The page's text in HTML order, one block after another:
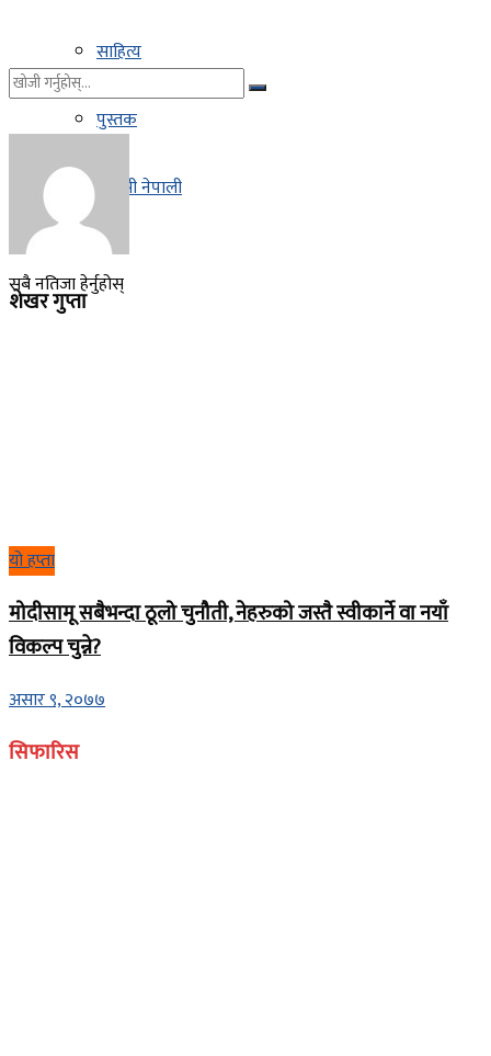
साहित्य
पुस्तक
प्रवासी नेपाली
नतिजा छैन
सबै नतिजा हेर्नुहोस्
शेखर गुप्ता
यो हप्ता
मोदीसामू सबैभन्दा ठूलो चुनौती, नेहरुको जस्तै स्वीकार्ने वा नयाँ
विकल्प चुन्ने?
असार ९, २०७७
सिफारिस